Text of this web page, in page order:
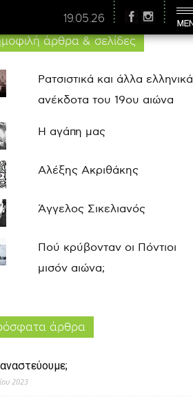
19.05.26
άρθρα & σελίδες
Ρατσιστικά και άλλα ελληνικά
ανέκδοτα του 19ου αιώνα
Η αγάπη μας
Αλέξης Ακριθάκης
Άγγελος Σικελιανός
Πού κρύβονταν οι Πόντιοι
μισόν αιώνα;
άρθρα
2023